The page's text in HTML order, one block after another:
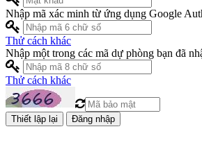
Nhập mã xác minh từ ứng dụng Google
Thử cách khác
Nhập một trong các mã dự phòng bạn đã
Thử cách khác
Đăng nhập